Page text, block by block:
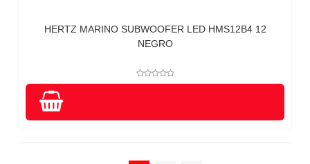
HERTZ MARINO SUBWOOFER LED HMS12B4 12
NEGRO